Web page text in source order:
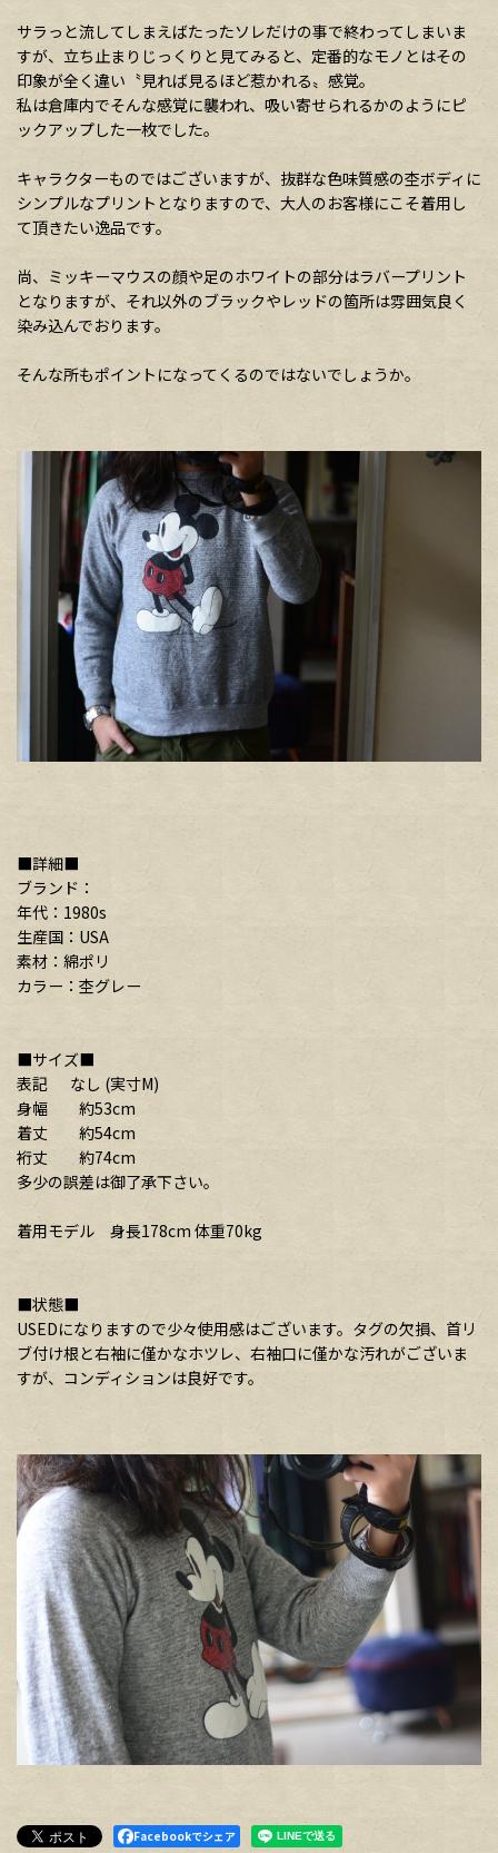
サラっと流してしまえばたったソレだけの事で終わってしまいま
すが、立ち止まりじっくりと見てみると、定番的なモノとはその
印象が全く違い〝見れば見るほど惹かれる〟感覚。
私は倉庫内でそんな感覚に襲われ、吸い寄せられるかのようにピ
ックアップした一枚でした。
キャラクターものではございますが、抜群な色味質感の杢ボディに
シンプルなプリントとなりますので、大人のお客様にこそ着用し
て頂きたい逸品です。
尚、ミッキーマウスの顔や足のホワイトの部分はラバープリント
となりますが、それ以外のブラックやレッドの箇所は雰囲気良く
染み込んでおります。
そんな所もポイントになってくるのではないでしょうか。
■詳細■
ブランド：
年代：1980s
生産国：USA
素材：綿ポリ
カラー：杢グレー
■サイズ■
表記 なし (実寸M)
身幅 約53cm
着丈 約54cm
裄丈 約74cm
多少の誤差は御了承下さい。
着用モデル 身長178cm 体重70kg
■状態■
USEDになりますので少々使用感はございます。タグの欠損、首リ
ブ付け根と右袖に僅かなホツレ、右袖口に僅かな汚れがございま
すが、コンディションは良好です。
Facebookでシェア